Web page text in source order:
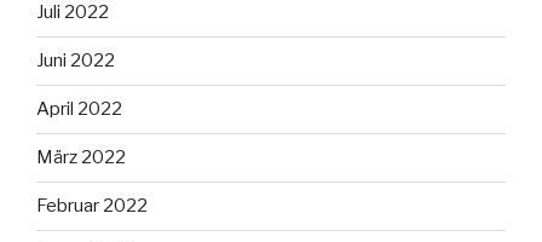
Juli 2022
Juni 2022
April 2022
März 2022
Februar 2022